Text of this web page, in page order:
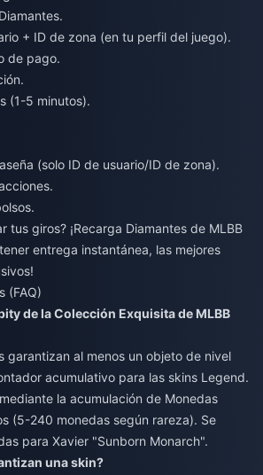
+ ID de zona (en tu perfil del juego).
de pago.
(1-5 minutos).
(solo ID de usuario/ID de zona).
tus giros? ¡Recarga Diamantes de MLBB
entrega instantánea, las mejores
(FAQ)
de la Colección Exquisita de MLBB
garantizan al menos un objeto de nivel
acumulativo para las skins Legend.
la acumulación de Monedas
(5-240 monedas según rareza). Se
para Xavier "Sunborn Monarch".
una skin?